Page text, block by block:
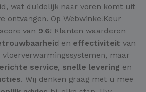
wat duidelijk naar voren komt uit
ontvangen. Op WebwinkelKeur
van 9.6! Klanten waarderen
en effectiviteit van
maar
service, snelle levering en
. Wij denken graag met u mee